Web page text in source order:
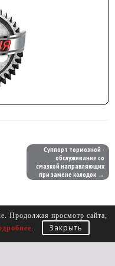
Суппорт тормозной -
обслуживание со
смазкой направляющих
при замене колодок →
Продолжая просмотр сайта,
. Закрыть